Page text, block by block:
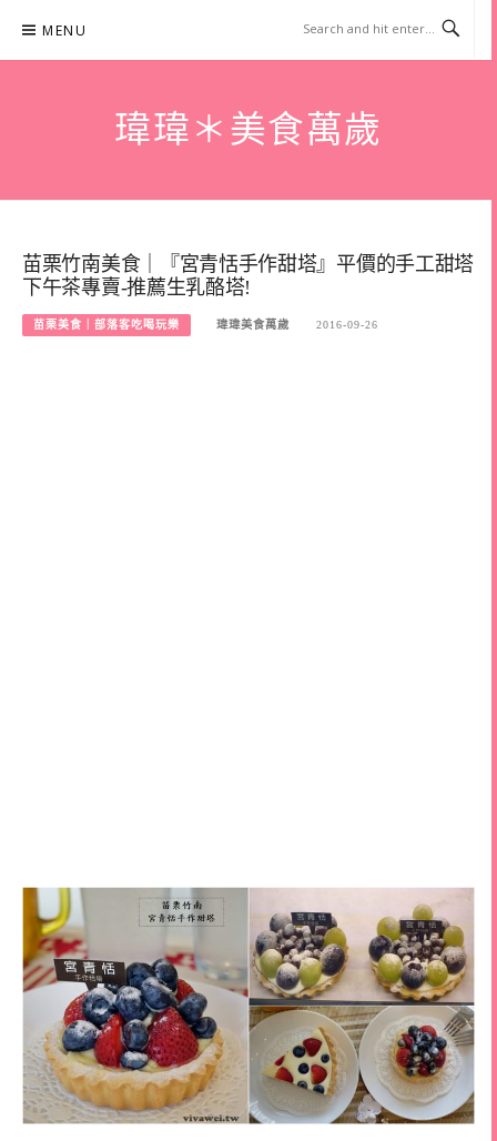
content
MENU
瑋瑋＊美食萬歲
苗栗竹南美食｜『宮青恬手作甜塔』平價的手工甜塔
下午茶專賣-推薦生乳酪塔!
苗栗美食｜部落客吃喝玩樂 瑋瑋美食萬歲 2016-09-26